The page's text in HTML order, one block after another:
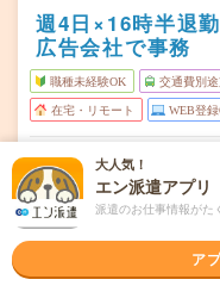
週4日×16時半退
広告会社で事務
職種未経験OK 交通費別途
在宅・リモート WEB登
勤務地
福岡市中央区
天神駅から徒
曜日頻度
月・火・水・
時間
09:30～16:30(
大人気！
エン派遣アプリ
派遣のお仕事情報がた
ア